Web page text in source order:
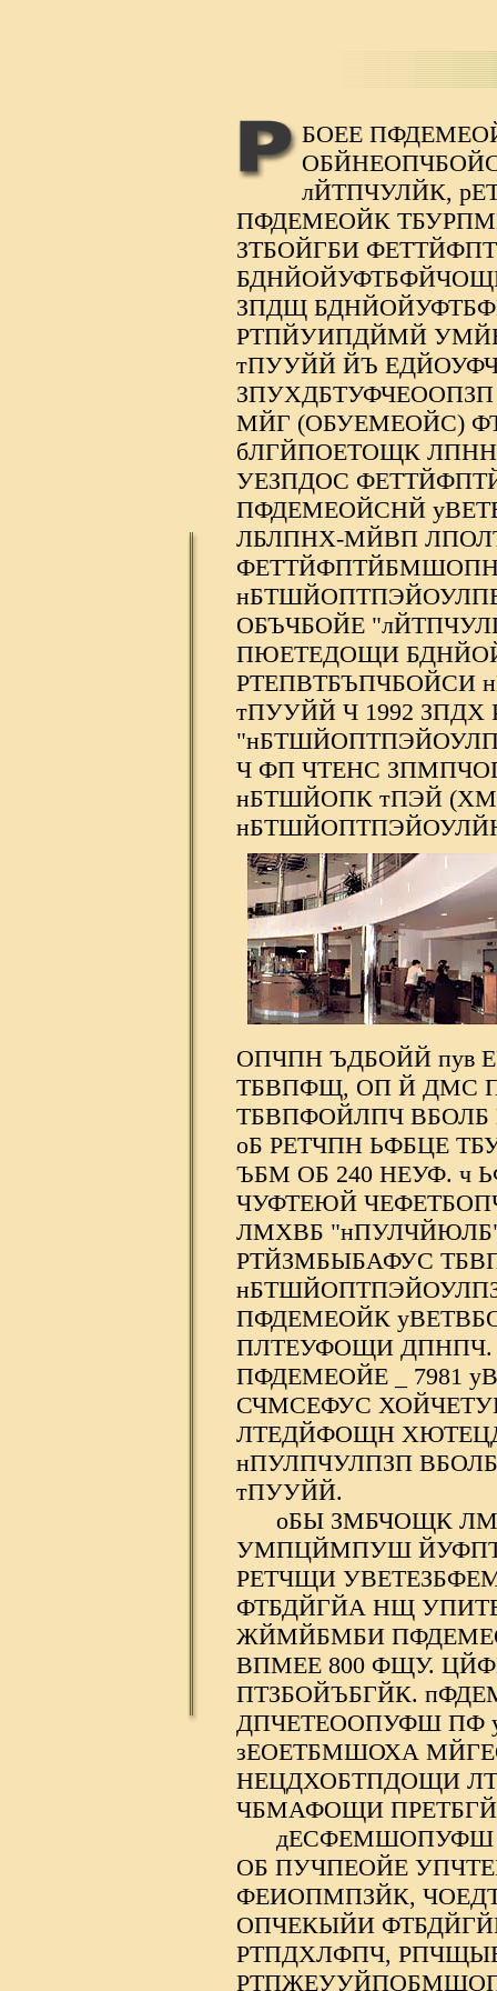
БОЕЕ
лЙТПЧУЛЙК,
ПФДЕМЕОЙК
ЗТБОЙГБИ
ЗПДЩ
РТПЙУИПДЙМЙ
тПУУЙЙ ЙЪ
МЙГ (ОБУЕМЕОЙС)
бЛГЙПОЕТОЩК
УЕЗПДОС
ПФДЕМЕОЙСНЙ
ЛБЛПНХ-МЙВП
ОБЪЧБОЙЕ
ПЮЕТЕДОЩИ
РТЕПВТБЪПЧБОЙСИ
тПУУЙЙ Ч 1992
Ч ФП ЧТЕНС
нБТШЙОПК тПЭЙ
ОПЧПН ЪДБОЙЙ
ТБВПФЩ, ОП Й ДМС
ТБВПФОЙЛПЧ
оБ РЕТЧПН ЬФБЦЕ
ЪБМ ОБ 240 НЕУФ. ч
ЧУФТЕЮЙ
ЛМХВБ
РТЙЗМБЫБАФУС
ПФДЕМЕОЙК
ПЛТЕУФОЩИ
ПФДЕМЕОЙЕ _ 7981
СЧМСЕФУС
ЛТЕДЙФОЩН
нПУЛПЧУЛПЗП
тПУУЙЙ.
оБЫ ЗМБЧОЩК
УМПЦЙМПУШ
РЕТЧЩИ
ФТБДЙГЙА НЩ
ЖЙМЙБМБИ
ВПМЕЕ 800 ФЩУ.
ПТЗБОЙЪБГЙК.
ДПЧЕТЕООПУФШ ПФ
зЕОЕТБМШОХА
НЕЦДХОБТПДОЩИ
ЧБМАФОЩИ
дЕСФЕМШОПУФШ
ОБ ПУЧПЕОЙЕ
ФЕИОПМПЗЙК,
ОПЧЕКЫЙИ
РТПДХЛФПЧ,